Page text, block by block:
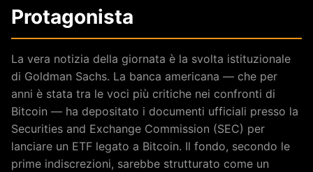
Protagonista
La vera notizia della giornata è la svolta istituzionale
di Goldman Sachs. La banca americana — che per
anni è stata tra le voci più critiche nei confronti di
Bitcoin — ha depositato i documenti ufficiali presso la
Securities and Exchange Commission (SEC) per
lanciare un ETF legato a Bitcoin. Il fondo, secondo le
prime indiscrezioni, sarebbe strutturato come un